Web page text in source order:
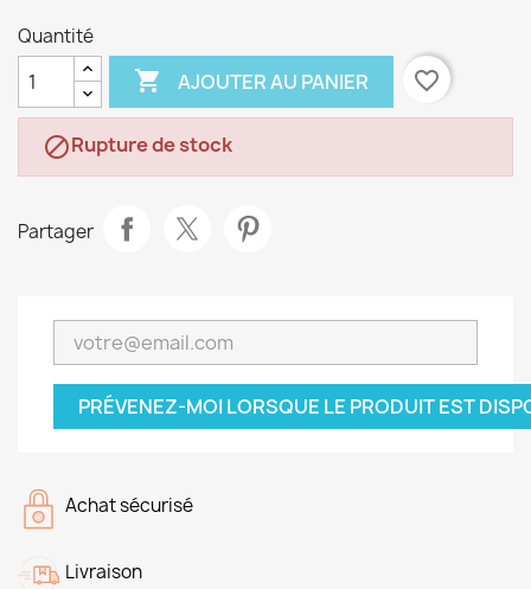
Quantité
 AJOUTER AU PANIER favorite_border
Rupture de stock
Partager
PRÉVENEZ-MOI LORSQUE LE PRODUIT EST
Achat sécurisé
Livraison